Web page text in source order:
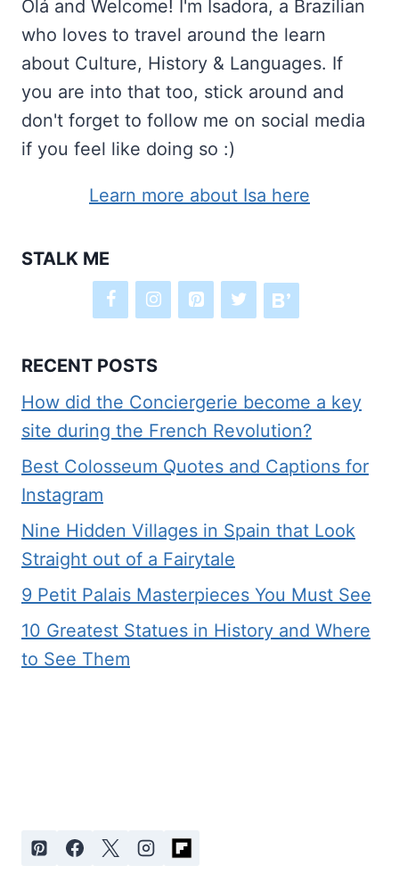
Olá and Welcome! I'm Isadora, a Brazilian
who loves to travel around the learn
about Culture, History & Languages. If
you are into that too, stick around and
don't forget to follow me on social media
if you feel like doing so :)
Learn more about Isa here
STALK ME
RECENT POSTS
How did the Conciergerie become a key
site during the French Revolution?
Best Colosseum Quotes and Captions for
Instagram
Nine Hidden Villages in Spain that Look
Straight out of a Fairytale
9 Petit Palais Masterpieces You Must See
10 Greatest Statues in History and Where
to See Them